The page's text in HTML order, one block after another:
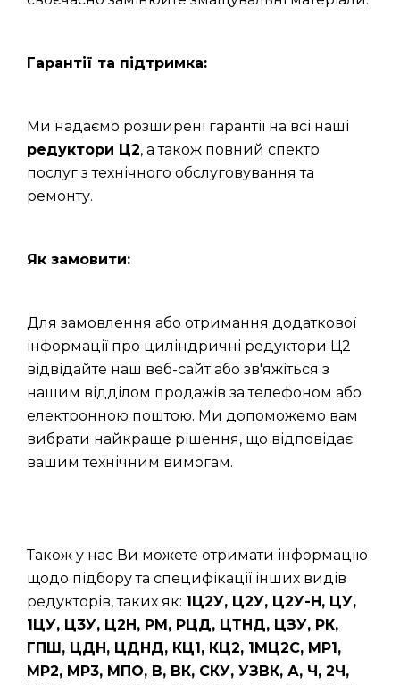
Гарантії та підтримка:
Ми надаємо розширені гарантії на всі наші
редуктори Ц2, а також повний спектр
послуг з технічного обслуговування та
ремонту.
Як замовити:
Для замовлення або отримання додаткової
інформації про циліндричні редуктори Ц2
відвідайте наш веб-сайт або зв'яжіться з
нашим відділом продажів за телефоном або
електронною поштою. Ми допоможемо вам
вибрати найкраще рішення, що відповідає
вашим технічним вимогам.
Також у нас Ви можете отримати інформацію
щодо підбору та специфікації інших видів
редукторів, таких як: 1Ц2У, Ц2У, Ц2У-Н, ЦУ,
1ЦУ, Ц3У, Ц2Н, РМ, РЦД, ЦТНД, ЦЗУ, РК,
ГПШ, ЦДН, ЦДНД, КЦ1, КЦ2, 1МЦ2С, МР1,
МР2, МР3, МПО, В, ВК, СКУ, УЗВК, А, Ч, 2Ч,